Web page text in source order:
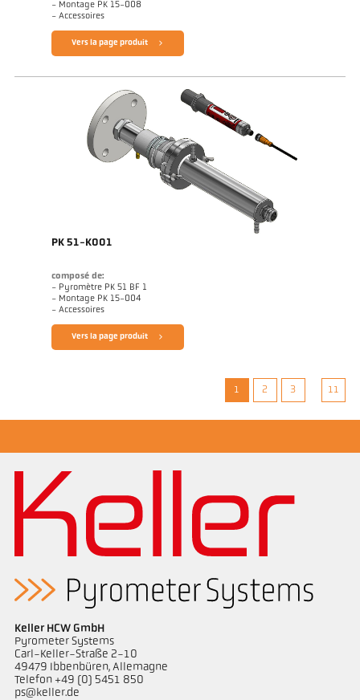
- Montage PK 15-008
- Accessoires
Vers la page produit
PK 51-K001
composé de:
- Pyromètre PK 51 BF 1
- Montage PK 15-004
- Accessoires
Vers la page produit
1 2 3 11
Keller HCW GmbH
Pyrometer Systems
Carl-Keller-Straße 2-10
49479 Ibbenbüren, Allemagne
Telefon +49 (0) 5451 850
ps@keller.de